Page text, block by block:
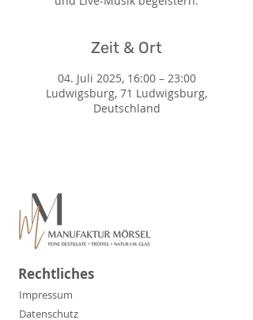
Zeit & Ort
04. Juli 2025, 16:00 – 23:00
Ludwigsburg, 71 Ludwigsburg,
Deutschland
Rechtliches
Impressum
Datenschutz